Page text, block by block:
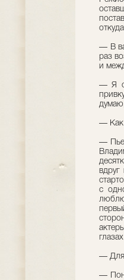
— В
раз
и
— Я
— Как
—
с
— Для
—